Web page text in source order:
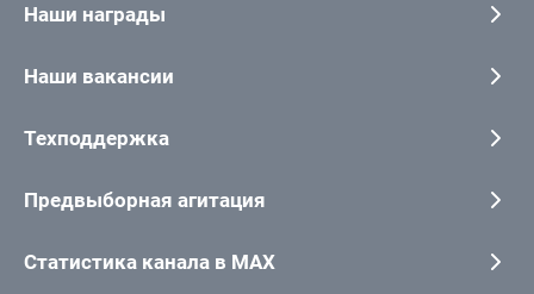
Наши награды
Наши вакансии
Техподдержка
Предвыборная агитация
Статистика канала в MAX